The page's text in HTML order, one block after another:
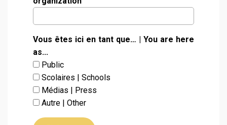
Nous exprimons notre
sincère gratitude envers
nos bailleurs de fonds,
partenaires et
commanditaires pour leur
Vous êtes ici en tant que… | You are here
as...
Public
Scolaires | Schools
Médias | Press
Autre | Other